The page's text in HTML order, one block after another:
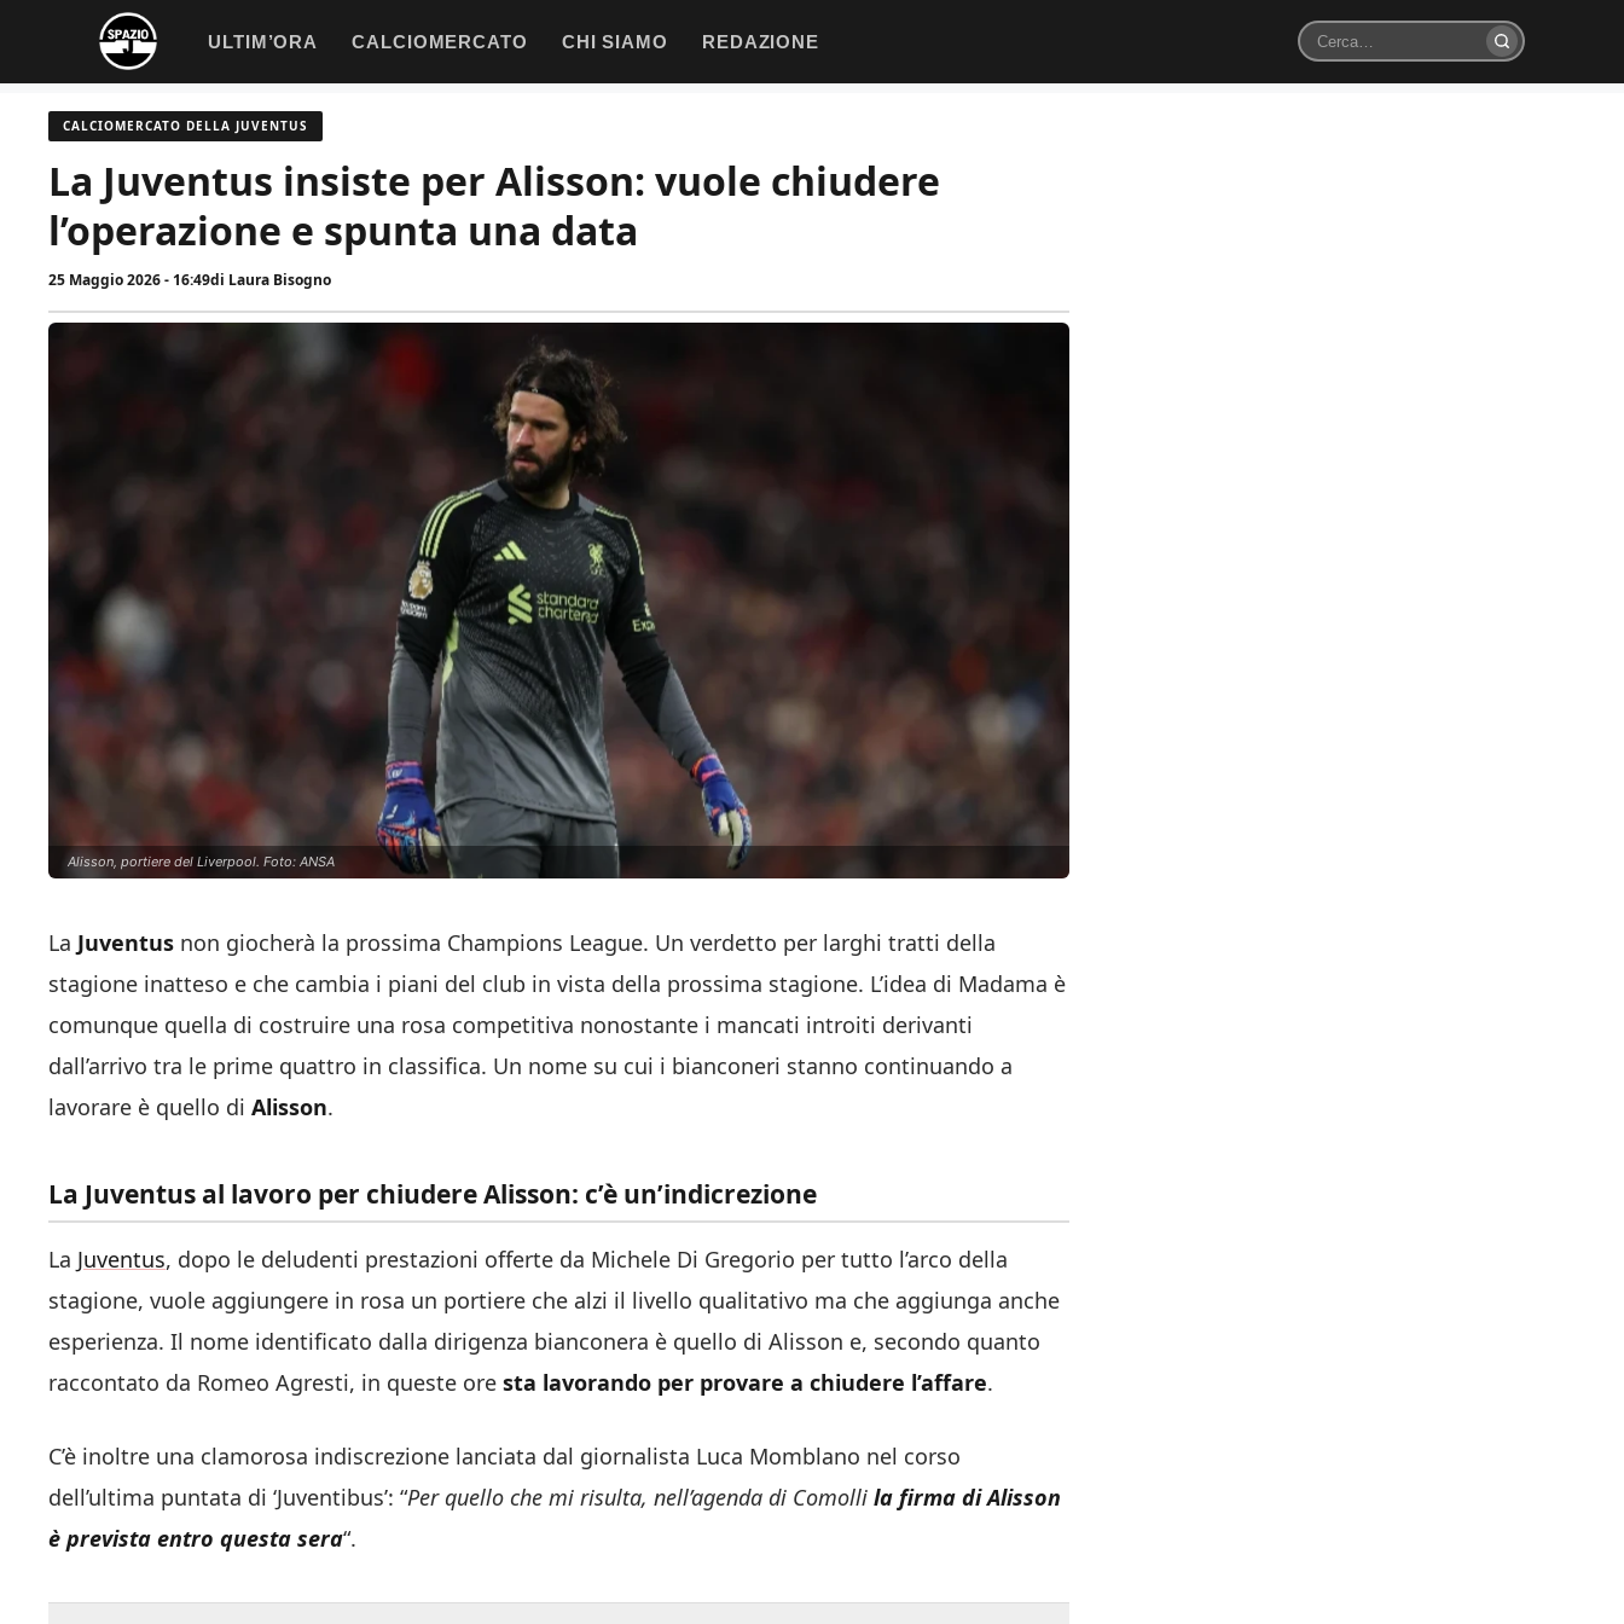
contenuto
ULTIM’ORA CALCIOMERCATO CHI SIAMO REDAZIONE
Cerca
CALCIOMERCATO DELLA JUVENTUS
La Juventus insiste per Alisson: vuole chiudere
l’operazione e spunta una data
25 Maggio 2026 - 16:49di Laura Bisogno
Alisson, portiere del Liverpool. Foto: ANSA
La Juventus non giocherà la prossima Champions League. Un verdetto per larghi tratti della
stagione inatteso e che cambia i piani del club in vista della prossima stagione. L’idea di Madama è
comunque quella di costruire una rosa competitiva nonostante i mancati introiti derivanti
dall’arrivo tra le prime quattro in classifica. Un nome su cui i bianconeri stanno continuando a
lavorare è quello di Alisson.
La Juventus al lavoro per chiudere Alisson: c’è un’indicrezione
La Juventus, dopo le deludenti prestazioni offerte da Michele Di Gregorio per tutto l’arco della
stagione, vuole aggiungere in rosa un portiere che alzi il livello qualitativo ma che aggiunga anche
esperienza. Il nome identificato dalla dirigenza bianconera è quello di Alisson e, secondo quanto
raccontato da Romeo Agresti, in queste ore sta lavorando per provare a chiudere l’affare.
C’è inoltre una clamorosa indiscrezione lanciata dal giornalista Luca Momblano nel corso
dell’ultima puntata di ‘Juventibus’: “Per quello che mi risulta, nell’agenda di Comolli la firma di Alisson
è prevista entro questa sera“.